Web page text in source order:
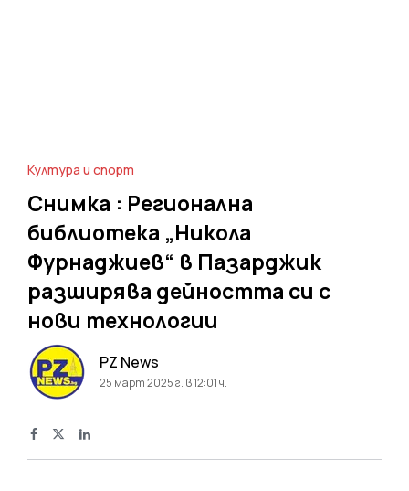
Култура и спорт
Снимка : Регионална
библиотека „Никола
Фурнаджиев“ в Пазарджик
разширява дейността си с
нови технологии
PZ News
25 март 2025 г. в 12:01 ч.